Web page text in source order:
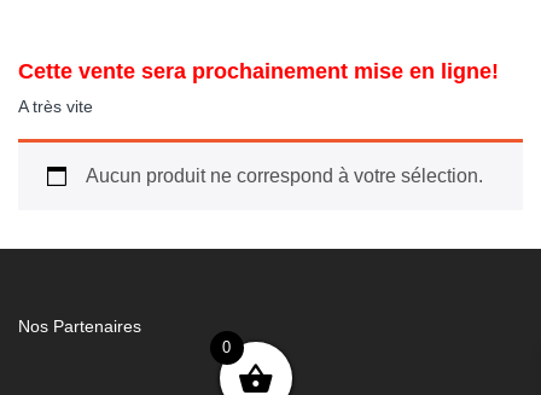
Cette vente sera prochainement mise en ligne!
A très vite
Aucun produit ne correspond à votre sélection.
Nos Partenaires
0